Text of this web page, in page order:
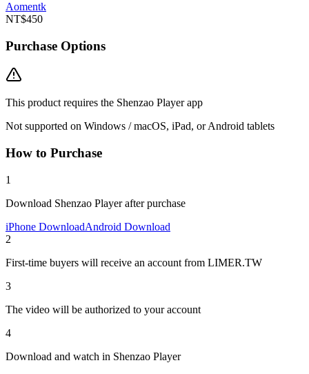
Aomentk
NT$450
Purchase Options
This product requires the Shenzao Player app
Not supported on Windows / macOS, iPad, or Android tablets
How to Purchase
1
Download Shenzao Player after purchase
iPhone DownloadAndroid Download
2
First-time buyers will receive an account from LIMER.TW
3
The video will be authorized to your account
4
Download and watch in Shenzao Player